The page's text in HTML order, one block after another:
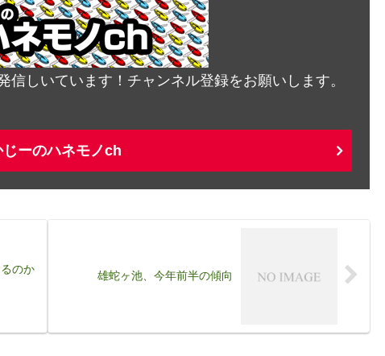
しいています！チャンネル登録をお願いします。
じーのハネモノch
のか
雄蛇ヶ池、今年前半の傾向